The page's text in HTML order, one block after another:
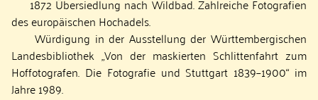
1872 Übersiedlung nach Wildbad. Zahlreiche Fotografien
des europäischen Hochadels.
Würdigung in der Ausstellung der Württembergischen
Landesbibliothek „Von der maskierten Schlittenfahrt zum
Hoffotografen. Die Fotografie und Stuttgart 1839–1900“ im
Jahre 1989.